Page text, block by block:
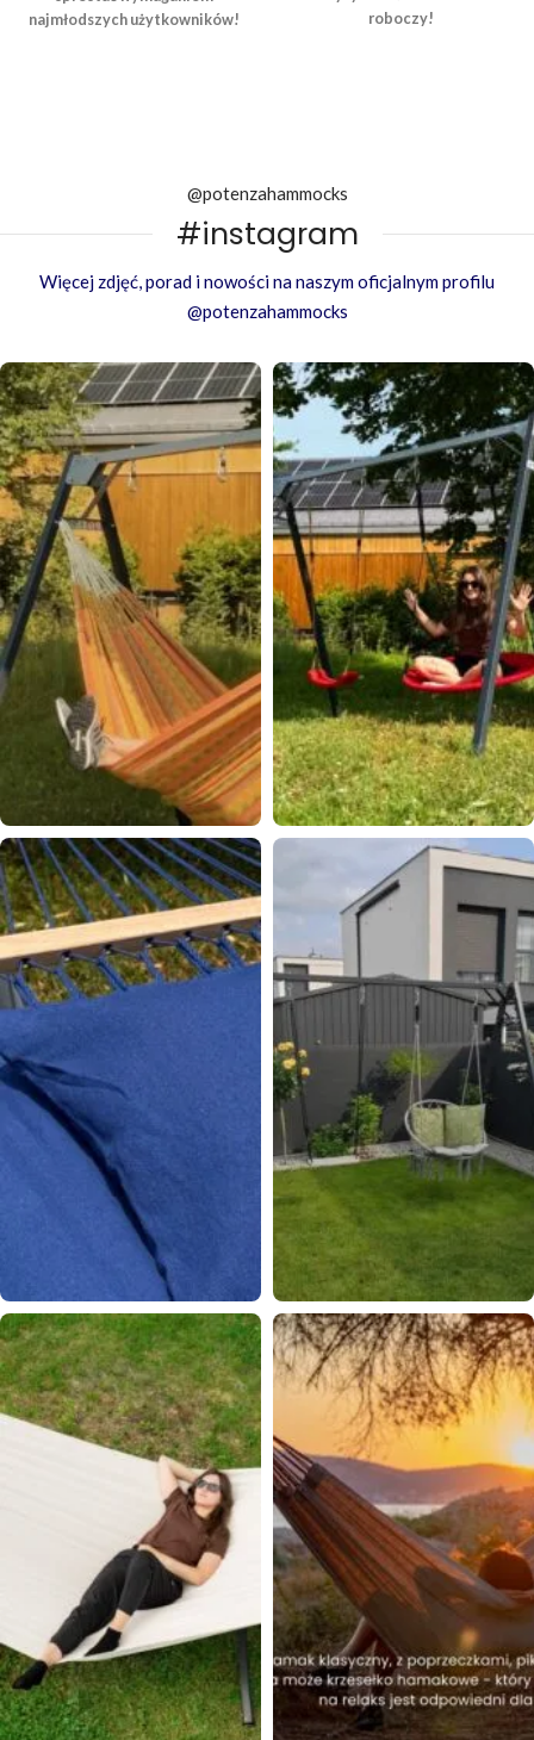
najmłodszych użytkowników!
roboczy!
@potenzahammocks
#instagram
Więcej zdjęć, porad i nowości na naszym oficjalnym profilu
@potenzahammocks